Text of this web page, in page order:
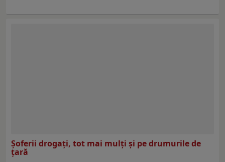
Șoferii drogați, tot mai mulți și pe drumurile de
țară